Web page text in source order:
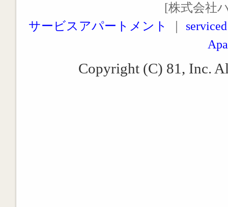
[株式会社
サービスアパートメント
Copyright (C) 81, Inc.